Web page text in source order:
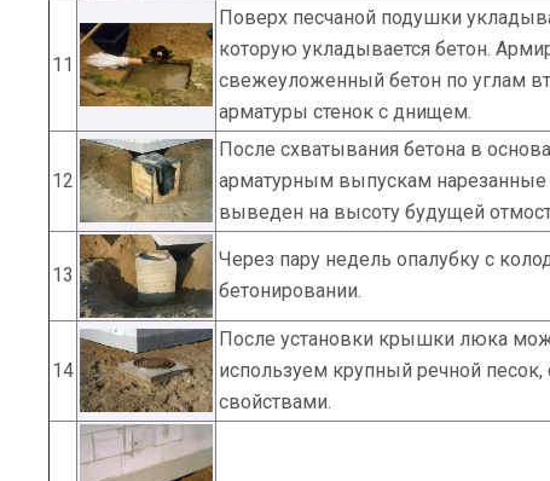
11
Поверх песчаной подушки
которую укладывается бетон.
свежеуложенный бетон по углам
арматуры стенок с днищем.
12
После схватывания бетона в
арматурным выпускам нарезанные
выведен на высоту будущей
13
Через пару недель опалубку с
бетонировании.
14
После установки крышки люка
используем крупный речной
свойствами.